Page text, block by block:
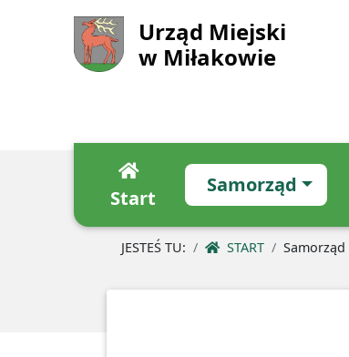
Urząd Miejski
w Miłakowie
Start
Samorząd
JESTEŚ TU: START Samorząd